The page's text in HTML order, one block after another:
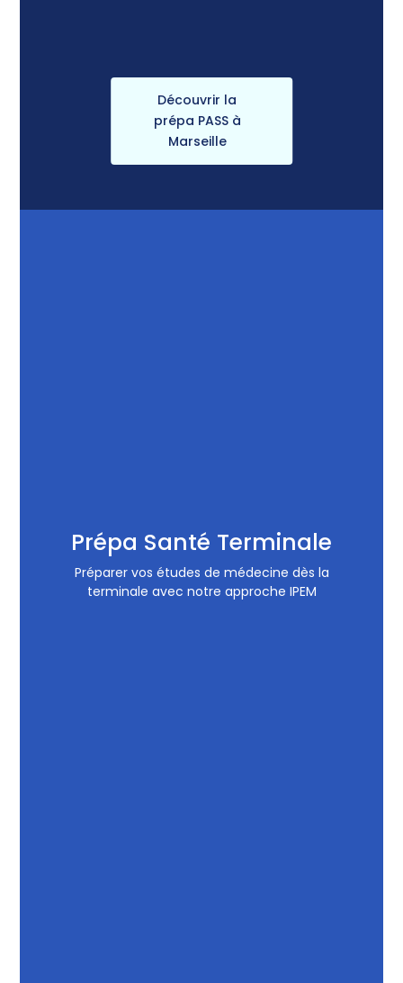
Découvrir la
prépa PASS à
Marseille
Prépa Santé Terminale
Préparer vos études de médecine dès la
terminale avec notre approche IPEM